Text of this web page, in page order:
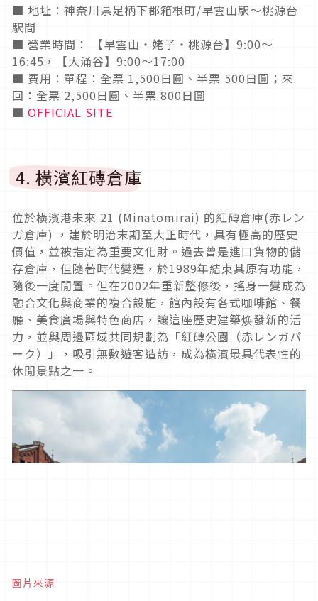
■ 地址：神奈川県足柄下郡箱根町/早雲山駅～桃源台
駅間
■ 營業時間： 【早雲山・姥子・桃源台】9:00～
16:45，【大涌谷】9:00～17:00
■ 費用：單程：全票 1,500日圓、半票 500日圓；來
回：全票 2,500日圓、半票 800日圓
■ OFFICIAL SITE
4. 橫濱紅磚倉庫
位於橫濱港未來 21 (Minatomirai) 的紅磚倉庫(赤レン
ガ倉庫) ，建於明治末期至大正時代，具有極高的歷史
價值，並被指定為重要文化財。過去曾是進口貨物的儲
存倉庫，但隨著時代變遷，於1989年結束其原有功能，
隨後一度閒置。但在2002年重新整修後，搖身一變成為
融合文化與商業的複合設施，館內設有各式咖啡館、餐
廳、美食廣場與特色商店，讓這座歷史建築焕發新的活
力，並與周邊區域共同規劃為「紅磚公園（赤レンガパ
ーク）」，吸引無數遊客造訪，成為橫濱最具代表性的
休閒景點之一。
圖片來源